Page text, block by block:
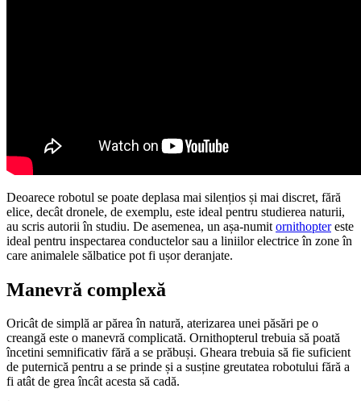
Deoarece robotul se poate deplasa mai silențios și mai discret, fără
elice, decât dronele, de exemplu, este ideal pentru studierea naturii,
au scris autorii în studiu. De asemenea, un așa-numit ornithoptereste
ideal pentru inspectarea conductelor sau a liniilor electrice în zone în
care animalele sălbatice pot fi ușor deranjate.
Manevră complexă
Oricât de simplă ar părea în natură, aterizarea unei păsări pe o
creangă este o manevră complicată. Ornithopterul trebuia să poată
încetini semnificativ fără a se prăbuși. Gheara trebuia să fie suficient
de puternică pentru a se prinde și a susține greutatea robotului fără a
fi atât de grea încât acesta să cadă.